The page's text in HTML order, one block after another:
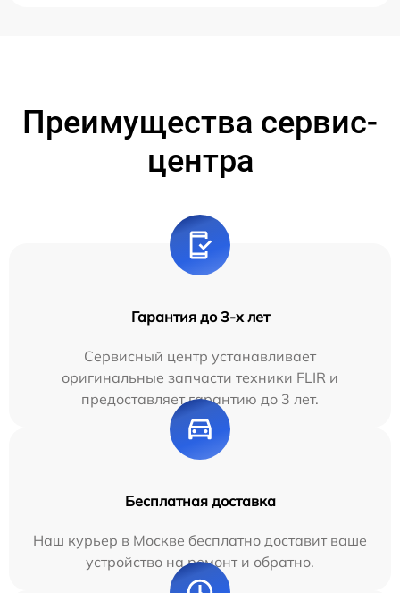
Преимущества сервис-
центра
Гарантия до 3-х лет
Сервисный центр устанавливает
оригинальные запчасти техники FLIR и
предоставляет гарантию до 3 лет.
Бесплатная доставка
Наш курьер в Москве бесплатно доставит ваше
устройство на ремонт и обратно.